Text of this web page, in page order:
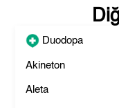
Duodopa
Akineton
Aleta